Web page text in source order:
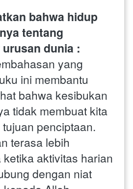
bahwa hidup
tentang
yang
ini membantu
bahwa kesibukan
tidak membuat kita
penciptaan.
terasa lebih
aktivitas harian
dengan niat